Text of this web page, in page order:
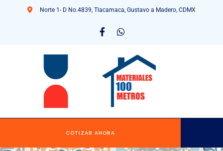
Norte 1- D No.4839, Tlacamaca, Gustavo a Madero, CDMX
COTIZAR AHORA